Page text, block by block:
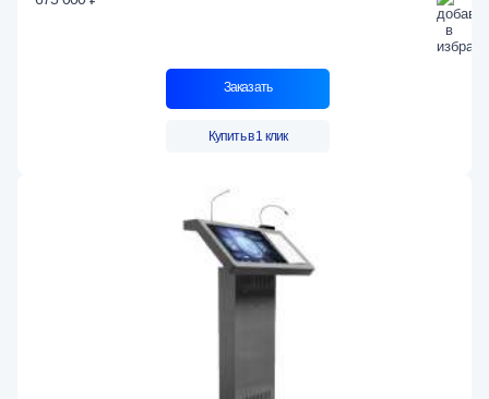
Заказать
Купить в 1 клик